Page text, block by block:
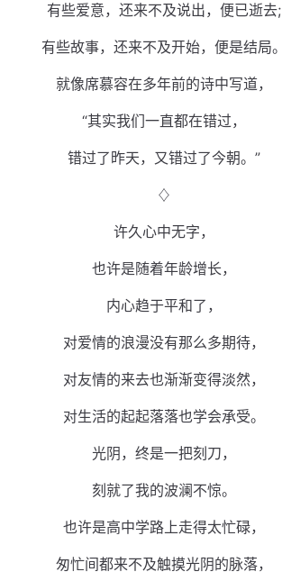
有些爱意，还来不及说出，便已逝去;
有些故事，还来不及开始，便是结局。
就像席慕容在多年前的诗中写道，
“其实我们一直都在错过，
错过了昨天，又错过了今朝。”
♢
许久心中无字，
也许是随着年龄增长，
内心趋于平和了，
对爱情的浪漫没有那么多期待，
对友情的来去也渐渐变得淡然，
对生活的起起落落也学会承受。
光阴，终是一把刻刀，
刻就了我的波澜不惊。
也许是高中学路上走得太忙碌，
匆忙间都来不及触摸光阴的脉落，